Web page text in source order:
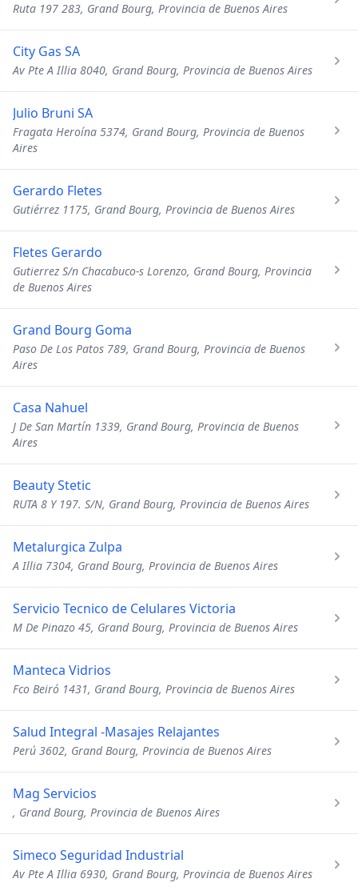
Ruta 197 283, Grand Bourg, Provincia de Buenos Aires
City Gas SA
Av Pte A Illia 8040, Grand Bourg, Provincia de Buenos Aires
Julio Bruni SA
Fragata Heroína 5374, Grand Bourg, Provincia de Buenos
Aires
Gerardo Fletes
Gutiérrez 1175, Grand Bourg, Provincia de Buenos Aires
Fletes Gerardo
Gutierrez S/n Chacabuco-s Lorenzo, Grand Bourg, Provincia
de Buenos Aires
Grand Bourg Goma
Paso De Los Patos 789, Grand Bourg, Provincia de Buenos
Aires
Casa Nahuel
J De San Martín 1339, Grand Bourg, Provincia de Buenos
Aires
Beauty Stetic
RUTA 8 Y 197. S/N, Grand Bourg, Provincia de Buenos Aires
Metalurgica Zulpa
A Illia 7304, Grand Bourg, Provincia de Buenos Aires
Servicio Tecnico de Celulares Victoria
M De Pinazo 45, Grand Bourg, Provincia de Buenos Aires
Manteca Vidrios
Fco Beiró 1431, Grand Bourg, Provincia de Buenos Aires
Salud Integral -Masajes Relajantes
Perú 3602, Grand Bourg, Provincia de Buenos Aires
Mag Servicios
, Grand Bourg, Provincia de Buenos Aires
Simeco Seguridad Industrial
Av Pte A Illia 6930, Grand Bourg, Provincia de Buenos Aires